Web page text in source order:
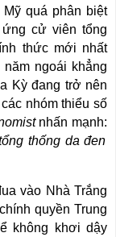
quá phân biệt
cử viên tổng
thức mới nhất
ngoái khẳng
Kỳ đang trở nên
nhóm thiểu số
nhấn mạnh:
thống da đen
vào Nhà Trắng
quyền Trung
không khơi dậy